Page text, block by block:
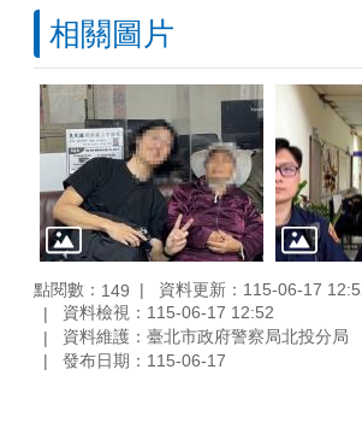
相關圖片
點閱數： 149
資料更新：115-06-17
資料檢視：115-06-17 12:52
資料維護：臺北市政府警察局北投分局
發布日期：115-06-17